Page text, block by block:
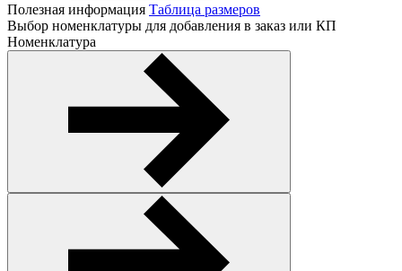
Полезная информация Таблица размеров
Выбор номенклатуры для добавления в заказ или КП
Номенклатура